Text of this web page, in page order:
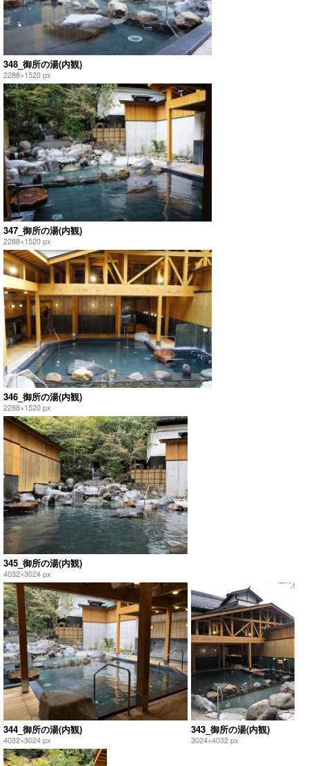
348_御所の湯(内観)
2288×1520 px
347_御所の湯(内観)
2288×1520 px
346_御所の湯(内観)
2288×1520 px
345_御所の湯(内観)
4032×3024 px
344_御所の湯(内観)
4032×3024 px
343_御所の湯(内観)
3024×4032 px